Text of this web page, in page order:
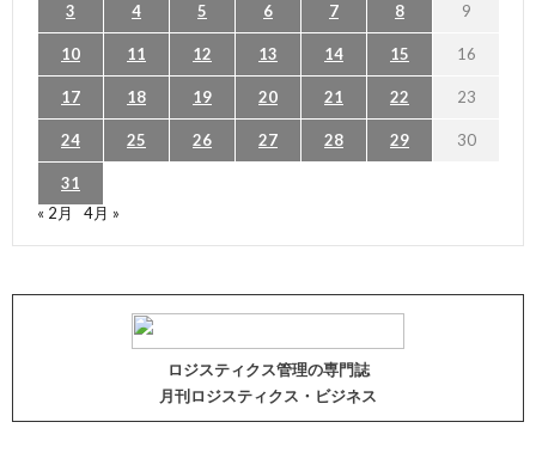
3 4 5 6 7 8 9
10 11 12 13 14 15 16
17 18 19 20 21 22 23
24 25 26 27 28 29 30
31
« 2月
4月 »
ロジスティクス管理の専門誌
月刊ロジスティクス・ビジネス